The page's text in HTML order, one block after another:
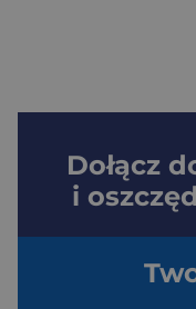
Dołącz
i